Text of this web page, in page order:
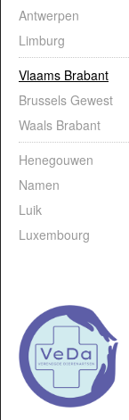
Antwerpen
Limburg
Vlaams Brabant
Brussels Gewest
Waals Brabant
Henegouwen
Namen
Luik
Luxembourg